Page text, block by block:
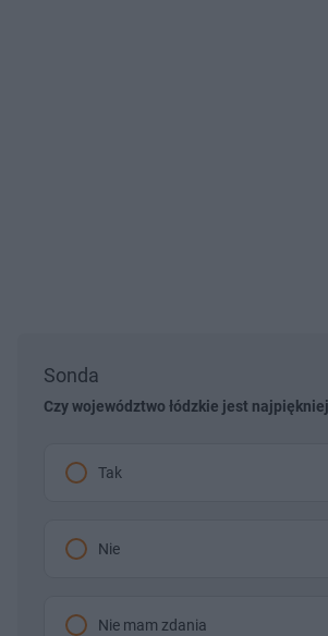
Sonda
Czy województwo łódzkie jest
Tak
Nie
Nie mam zdania